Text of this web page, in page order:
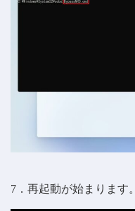
7．再起動が始まります。